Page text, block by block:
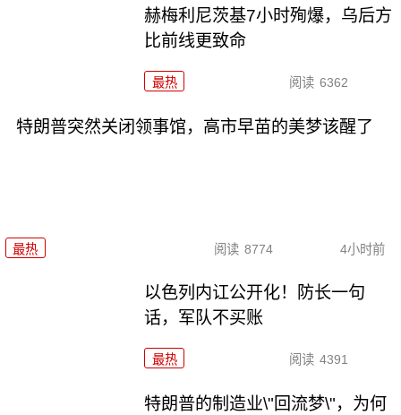
赫梅利尼茨基7小时殉爆，乌后方
比前线更致命
最热 阅读 6362
特朗普突然关闭领事馆，高市早苗的美梦该醒了
最热 阅读 8774 4小时前
以色列内讧公开化！防长一句
话，军队不买账
最热 阅读 4391
特朗普的制造业\"回流梦\"，为何